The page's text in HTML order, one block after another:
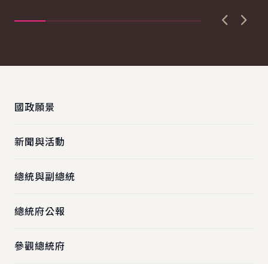
國政願景
新聞與活動
總統與副總統
總統府公報
參觀總統府